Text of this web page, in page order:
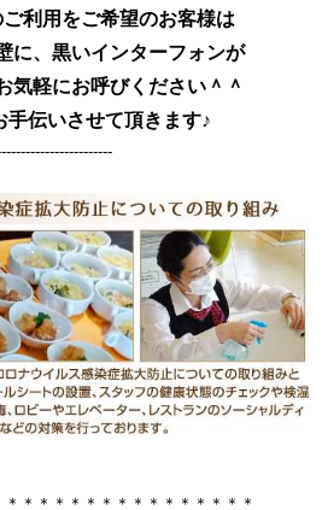
利用をご希望のお客様は
に、黒いインターフォンが
気軽にお呼びください＾＾
手伝いさせて頂きます♪
＊＊＊＊＊＊＊＊＊＊＊＊＊＊＊​​